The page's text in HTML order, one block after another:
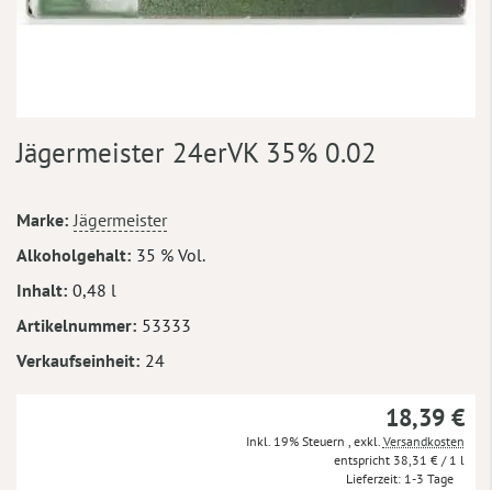
Anfang
springen
Jägermeister 24erVK 35% 0.02
Mehr
Informationen
Marke Jägermeister
Alkoholgehalt 35 % Vol.
Inhalt 0,48 l
Artikelnummer 53333
Verkaufseinheit 24
18,39 €
Inkl. 19% Steuern exkl. Versandkosten
38,31 € / 1 l
Lieferzeit 1-3 Tage